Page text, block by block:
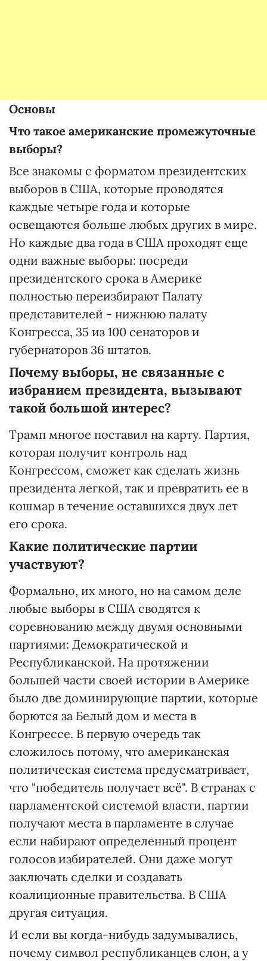
Основы
Что такое американские промежуточные
выборы?
Все знакомы с форматом президентских
выборов в США, которые проводятся
каждые четыре года и которые
освещаются больше любых других в мире.
Но каждые два года в США проходят еще
одни важные выборы: посреди
президентского срока в Америке
полностью переизбирают Палату
представителей - нижнюю палату
Конгресса, 35 из 100 сенаторов и
губернаторов 36 штатов.
Почему выборы, не связанные с
избранием президента, вызывают
такой большой интерес?
Трамп многое поставил на карту. Партия,
которая получит контроль над
Конгрессом, сможет как сделать жизнь
президента легкой, так и превратить ее в
кошмар в течение оставшихся двух лет
его срока.
Какие политические партии
участвуют?
Формально, их много, но на самом деле
любые выборы в США сводятся к
соревнованию между двумя основными
партиями: Демократической и
Республиканской. На протяжении
большей части своей истории в Америке
было две доминирующие партии, которые
борются за Белый дом и места в
Конгрессе. В первую очередь так
сложилось потому, что американская
политическая система предусматривает,
что "победитель получает всё". В странах с
парламентской системой власти, партии
получают места в парламенте в случае
если набирают определенный процент
голосов избирателей. Они даже могут
заключать сделки и создавать
коалиционные правительства. В США
другая ситуация.
И если вы когда-нибудь задумывались,
почему символ республиканцев слон, а у